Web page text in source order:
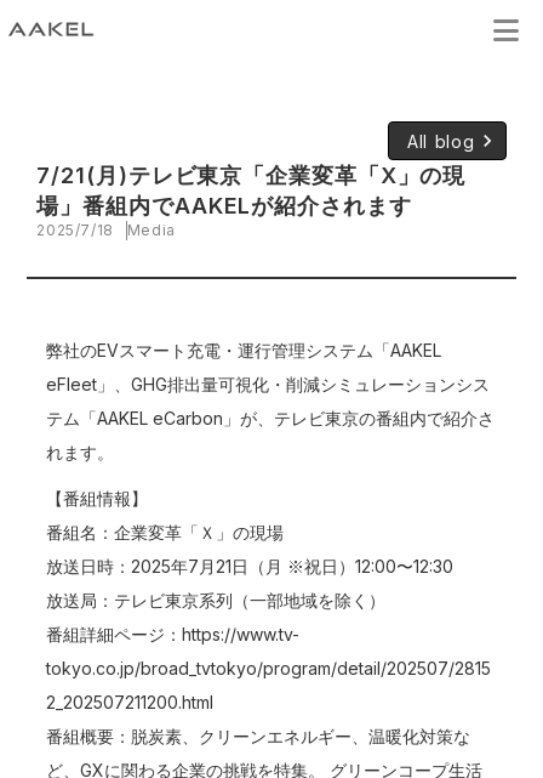
All blog keyboard_arrow_right
7/21(月)テレビ東京「企業変革「X」の現
場」番組内でAAKELが紹介されます
2025/7/18 Media
弊社のEVスマート充電・運行管理システム「AAKEL
eFleet」、GHG排出量可視化・削減シミュレーションシス
テム「AAKEL eCarbon」が、テレビ東京の番組内で紹介さ
れます。
【番組情報】
番組名：企業変革「Ｘ」の現場
放送日時：2025年7月21日（月 ※祝日）12:00〜12:30
放送局：テレビ東京系列（一部地域を除く）
番組詳細ページ：https://www.tv-
tokyo.co.jp/broad_tvtokyo/program/detail/202507/2815
2_202507211200.html
番組概要：脱炭素、クリーンエネルギー、温暖化対策な
ど、GXに関わる企業の挑戦を特集。 グリーンコープ生活